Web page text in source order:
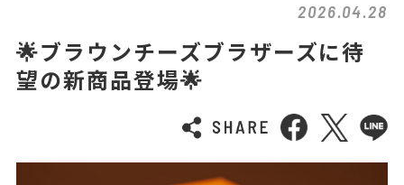
2026.04.28
🌟ブラウンチーズブラザーズに待
望の新商品登場🌟